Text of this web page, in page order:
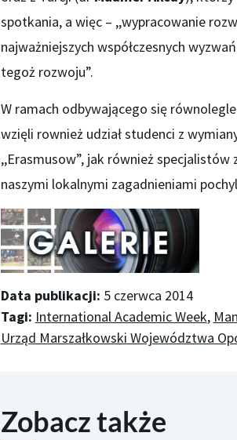
spotkania, a więc – ,,wypracowanie
najważniejszych współczesnych
tegoż rozwoju”.
W ramach odbywającego się
wzięli rownież udział studenci z
,,Erasmusow”, jak również
naszymi lokalnymi zagadnieniami
Data publikacji: 5 czerwca 2014
Tagi: International Academic Week,
Urząd Marszałkowski Województwa
Zobacz także